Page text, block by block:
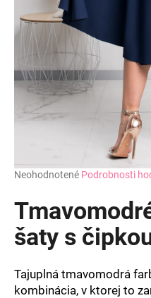
Priemerné
produktu
0,0
z
hviezdičiek.
Neohodnotené Podrobnosti
šaty s
Tajuplná tmavomodrá
kombinácia, v ktorej to